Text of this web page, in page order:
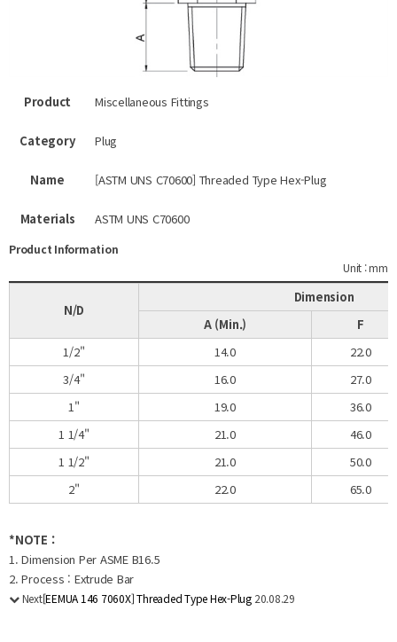
Product Miscellaneous Fittings
Category Plug
Name [ASTM UNS C70600] Threaded Type Hex-Plug
Materials ASTM UNS C70600
Product Information
Unit : mm
N/D
Dimension
A (Min.)
F
1/2"
14.0
22.0
3/4"
16.0
27.0
1"
19.0
36.0
1 1/4"
21.0
46.0
1 1/2"
21.0
50.0
2"
22.0 65.0
*NOTE :
1. Dimension Per ASME B16.5
2. Process : Extrude Bar
Next[EEMUA 146 7060X] Threaded Type Hex-Plug 20.08.29